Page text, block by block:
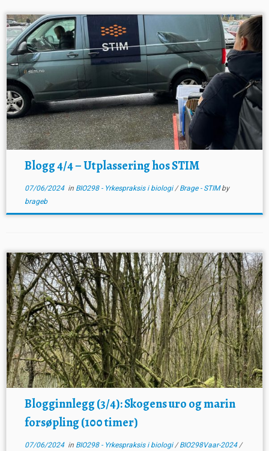
Blogg 4/4 – Utplassering hos STIM
07/06/2024in BIO298 - Yrkespraksis i biologi/Brage - STIMby
brageb
Blogginnlegg (3/4): Skogens uro og marin
forsøpling (100 timer)
07/06/2024in BIO298 - Yrkespraksis i biologi/BIO298Vaar-2024/